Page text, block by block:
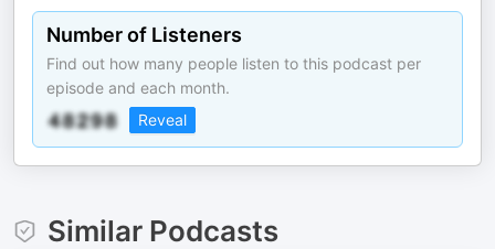
Number of Listeners
Find out how many people listen to this podcast per
episode and each month.
Reveal
Similar Podcasts